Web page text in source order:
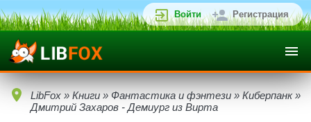
Войти Регистрация
LibFox » Книги » Фантастика и фэнтези » Киберпанк»
Дмитрий Захаров - Демиург из Вирта